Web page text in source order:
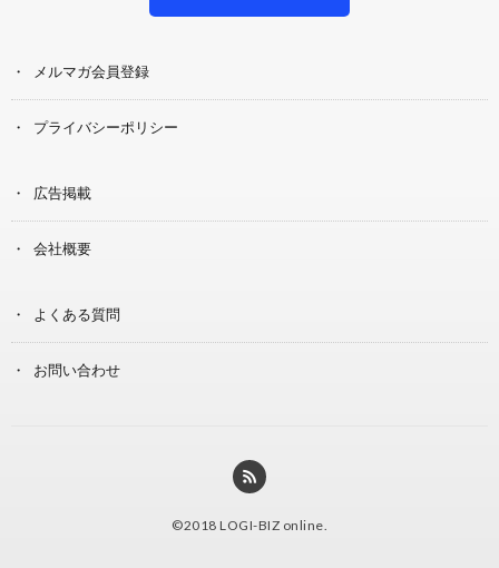
メルマガ会員登録
プライバシーポリシー
広告掲載
会社概要
よくある質問
お問い合わせ
©2018 LOGI-BIZ online.